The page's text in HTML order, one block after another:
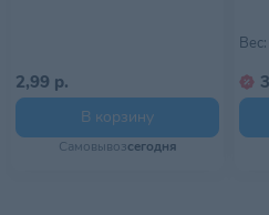
2,99 р.
В корзину
Самовывозсегодня
Вес: